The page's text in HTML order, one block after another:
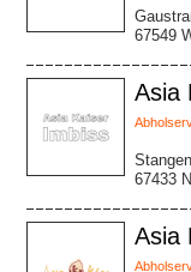
67549
Asia
67433
Asia